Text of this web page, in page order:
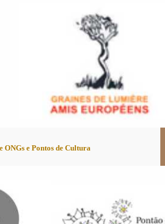
ONGs e Pontos de Cultura